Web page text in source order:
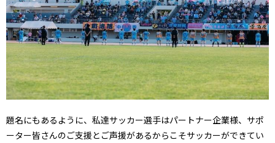
題名にもあるように、私達サッカー選手はパートナー企業様、サポ
ーター皆さんのご支援とご声援があるからこそサッカーができてい